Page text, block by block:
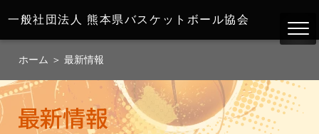
一般社団法人 熊本県バスケットボール協会
ホーム ＞ 最新情報
最新情報